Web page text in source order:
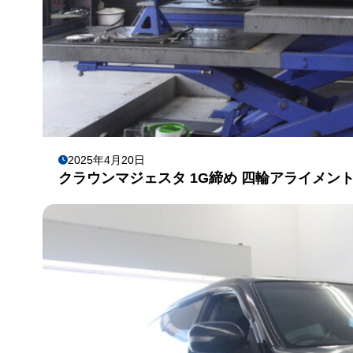
2025年4月20日
クラウンマジェスタ 1G締め 四輪アライメン